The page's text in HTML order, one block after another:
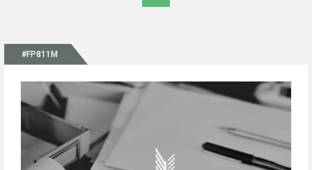
#FP811M